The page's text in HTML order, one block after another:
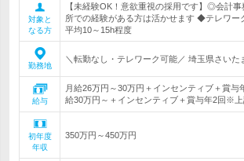
対象と
なる方
【未経験OK！意欲重視の採用です】◎会計
所での経験がある方は活かせます ◆テレワー
平均10～15h程度
勤務地
＼転勤なし・テレワーク可能／ 埼玉県さいた
給与
月給26万円～30万円＋インセンティブ＋賞与
給30万円～＋インセンティブ＋賞与年2回※
初年度
年収
350万円～450万円